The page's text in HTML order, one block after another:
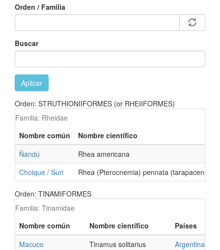
Orden / Familia
Buscar
Aplicar
Orden: STRUTHIONIIFORMES (or RHEIIFORMES)
Familia: Rheidae
Nombre común
Nombre científico
Ñandú
Rhea americana
Choique / Suri
Rhea (Pterocnemia) pennata (tarapacensis)
Orden: TINAMIFORMES
Familia: Tinamidae
Nombre común
Nombre científico
Países
Macuco
Tinamus solitarius
Argentina